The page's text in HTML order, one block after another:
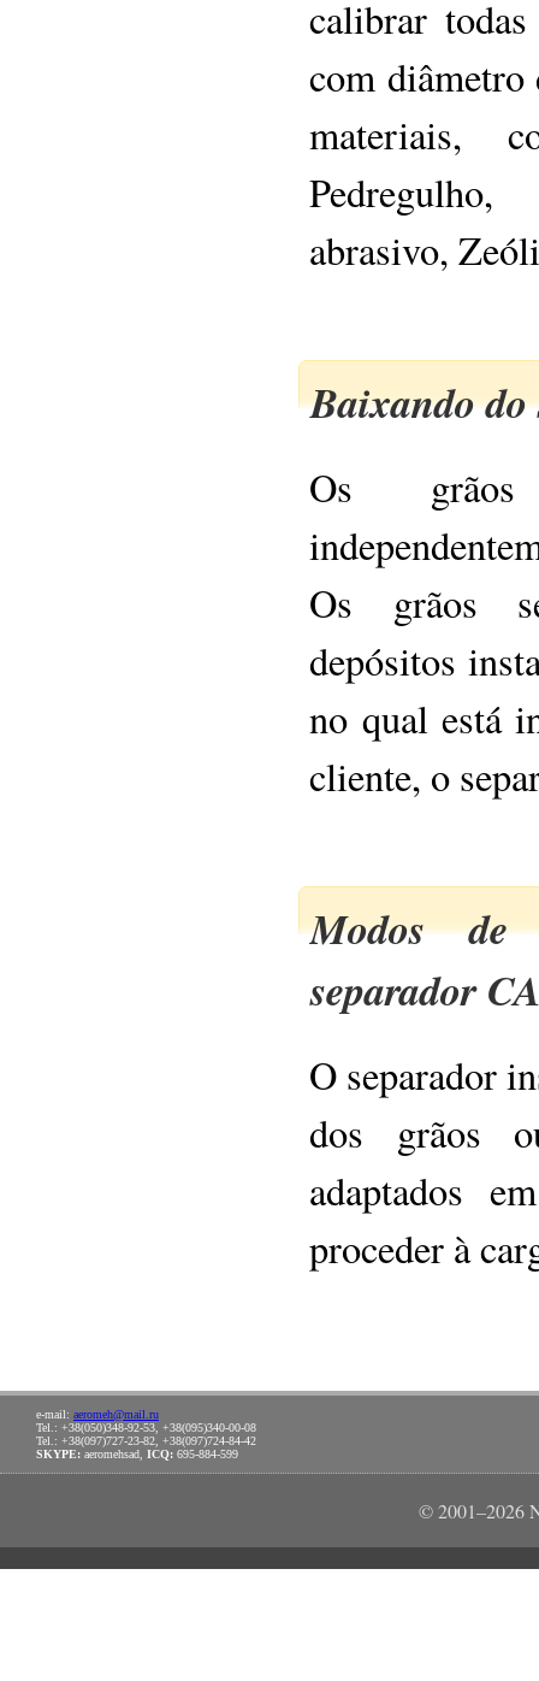
calibrar todas
com diâmetro
materiais,
abrasivo,
Baixando do
Os
Os grãos
depósitos
no qual está
cliente, o
Modos de
separador
O separador
dos grãos
adaptados
proceder à
e-mail: aeromeh@mail.ru
Tel.: +38(050)348-92-53, +38(095)340-00-08
Tel.: +38(097)727-23-82, +38(097)724-84-42
SKYPE: aeromehsad, ICQ: 695-884-599
© 2001–2026